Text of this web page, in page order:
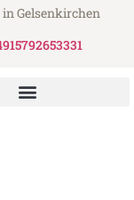
Gelsenkirchen